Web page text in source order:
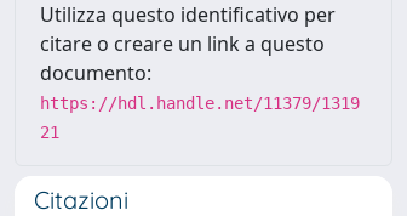
Utilizza questo identificativo per
citare o creare un link a questo
documento:
https://hdl.handle.net/11379/1319
21
Citazioni